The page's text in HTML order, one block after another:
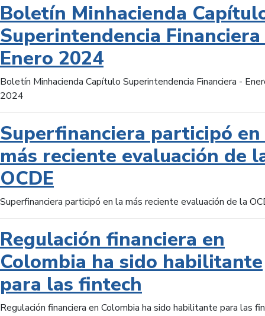
Boletín Minhacienda
Superintendencia
Enero 2024
Boletín Minhacienda Capítulo Superintendencia Financiera -
2024
Superfinanciera participó
más reciente evaluación de
OCDE
Superfinanciera participó en la más reciente evaluación de la
Regulación financiera en
Colombia ha sido habilitante
para las fintech
Regulación financiera en Colombia ha sido habilitante para las